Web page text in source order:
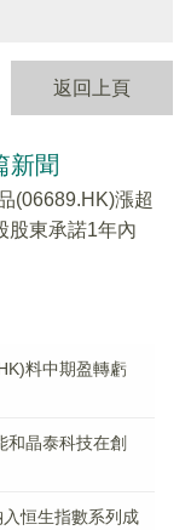
返回上頁
新聞
(06689.HK)漲超
股東承諾1年內
料中期盈轉虧
晶泰科技在創
恒生指數系列成